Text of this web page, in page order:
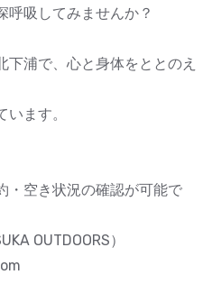
呼吸してみませんか？
浦で、心と身体をととのえ
ます。
・空き状況の確認が可能で
OUTDOORS）